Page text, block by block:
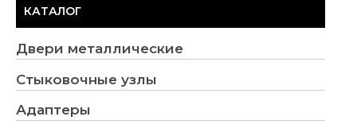
КАТАЛОГ
Двери металлические
Стыковочные узлы
Адаптеры